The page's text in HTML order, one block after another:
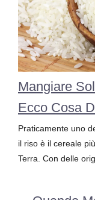
Mangiare
Ecco Cosa
Praticamente uno
il riso è il cereale
Terra. Con delle